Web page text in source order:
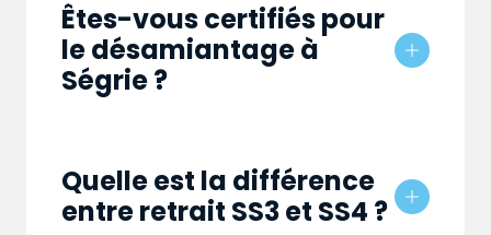
Êtes-vous certifiés pour
le désamiantage à
Ségrie ?
Quelle est la différence
entre retrait SS3 et SS4 ?